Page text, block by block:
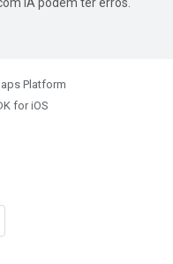
Platform
for iOS